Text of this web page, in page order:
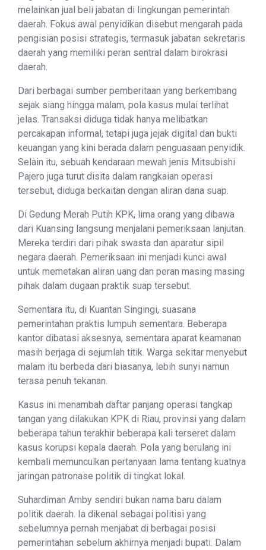
melainkan jual beli jabatan di lingkungan pemerintah
daerah. Fokus awal penyidikan disebut mengarah pada
pengisian posisi strategis, termasuk jabatan sekretaris
daerah yang memiliki peran sentral dalam birokrasi
daerah.
Dari berbagai sumber pemberitaan yang berkembang
sejak siang hingga malam, pola kasus mulai terlihat
jelas. Transaksi diduga tidak hanya melibatkan
percakapan informal, tetapi juga jejak digital dan bukti
keuangan yang kini berada dalam penguasaan penyidik.
Selain itu, sebuah kendaraan mewah jenis Mitsubishi
Pajero juga turut disita dalam rangkaian operasi
tersebut, diduga berkaitan dengan aliran dana suap.
Di Gedung Merah Putih KPK, lima orang yang dibawa
dari Kuansing langsung menjalani pemeriksaan lanjutan.
Mereka terdiri dari pihak swasta dan aparatur sipil
negara daerah. Pemeriksaan ini menjadi kunci awal
untuk memetakan aliran uang dan peran masing masing
pihak dalam dugaan praktik suap tersebut.
Sementara itu, di Kuantan Singingi, suasana
pemerintahan praktis lumpuh sementara. Beberapa
kantor dibatasi aksesnya, sementara aparat keamanan
masih berjaga di sejumlah titik. Warga sekitar menyebut
malam itu berbeda dari biasanya, lebih sunyi namun
terasa penuh tekanan.
Kasus ini menambah daftar panjang operasi tangkap
tangan yang dilakukan KPK di Riau, provinsi yang dalam
beberapa tahun terakhir beberapa kali terseret dalam
kasus korupsi kepala daerah. Pola yang berulang ini
kembali memunculkan pertanyaan lama tentang kuatnya
jaringan patronase politik di tingkat lokal.
Suhardiman Amby sendiri bukan nama baru dalam
politik daerah. Ia dikenal sebagai politisi yang
sebelumnya pernah menjabat di berbagai posisi
pemerintahan sebelum akhirnya menjadi bupati. Dalam